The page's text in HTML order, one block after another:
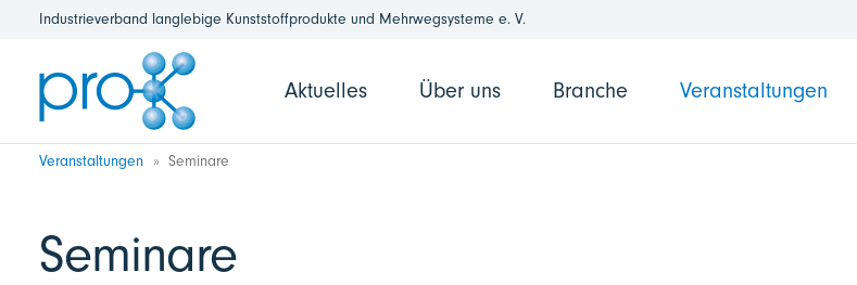
Industrieverband langlebige Kunststoffprodukte und Mehrwegsysteme e. V.
Aktuelles Über uns Branche Veranstaltungen
Veranstaltungen Seminare
Seminare